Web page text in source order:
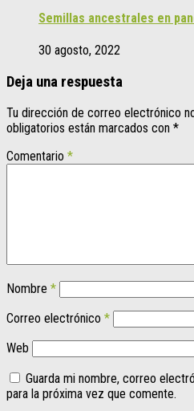
Semillas ancestrales en
30 agosto, 2022
Deja una respuesta
Tu dirección de correo electrónico
obligatorios están marcados con *
Comentario *
Nombre *
Correo electrónico *
Web
Guarda mi nombre, correo
para la próxima vez que comente.